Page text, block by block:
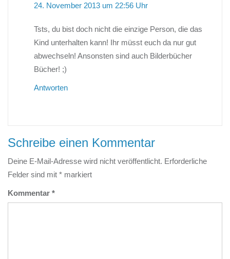
24. November 2013 um 22:56 Uhr
Tsts, du bist doch nicht die einzige Person, die das
Kind unterhalten kann! Ihr müsst euch da nur gut
abwechseln! Ansonsten sind auch Bilderbücher
Bücher! ;)
Antworten
Schreibe einen Kommentar
Deine E-Mail-Adresse wird nicht veröffentlicht. Erforderliche
Felder sind mit * markiert
Kommentar *